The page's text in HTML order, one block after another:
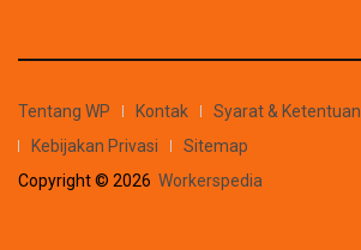
Tentang WP Kontak
Syarat & Ketentuan
Kebijakan Privasi
Sitemap
Copyright © 2026 Workerspedia